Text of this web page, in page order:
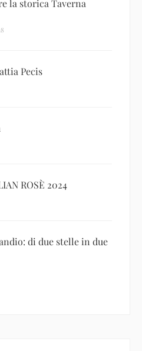
la storica Taverna
Pecis
ROSÈ 2024
di due stelle in due